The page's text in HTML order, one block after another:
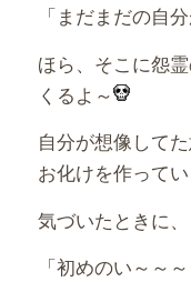
「まだまだの自分
ほら、そこに怨
くるよ～
自分が想像してた
お化けを作って
気づいたときに、
「初めのい～～